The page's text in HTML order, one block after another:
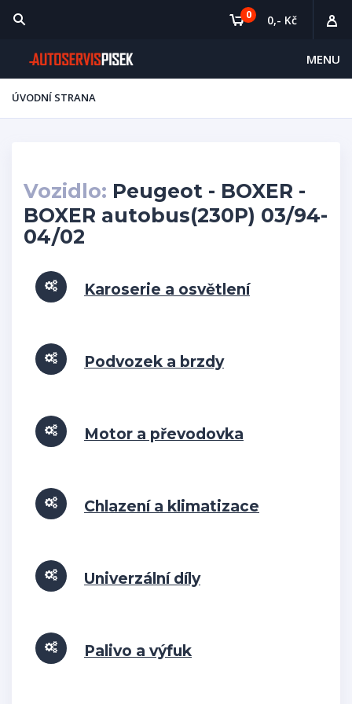
MENU
0 0,- Kč
ÚVODNÍ STRANA
Vozidlo: Peugeot - BOXER -
BOXER autobus(230P) 03/94-
04/02
Karoserie a osvětlení
Podvozek a brzdy
Motor a převodovka
Chlazení a klimatizace
Univerzální díly
Palivo a výfuk